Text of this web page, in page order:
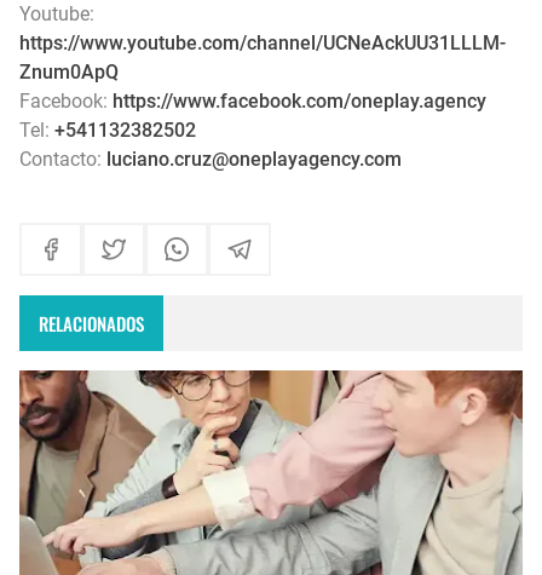
Youtube:
https://www.youtube.com/channel/UCNeAckUU31LLLM-
Znum0ApQ
Facebook: https://www.facebook.com/oneplay.agency
Tel: +541132382502
Contacto: luciano.cruz@oneplayagency.com
RELACIONADOS